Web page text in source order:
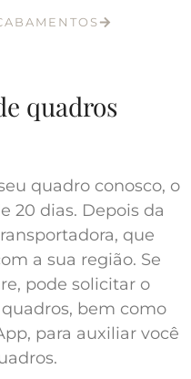
quadros
quadro conosco, o
20 dias. Depois da
que
a sua região. Se
pode solicitar o
bem como
para auxiliar você